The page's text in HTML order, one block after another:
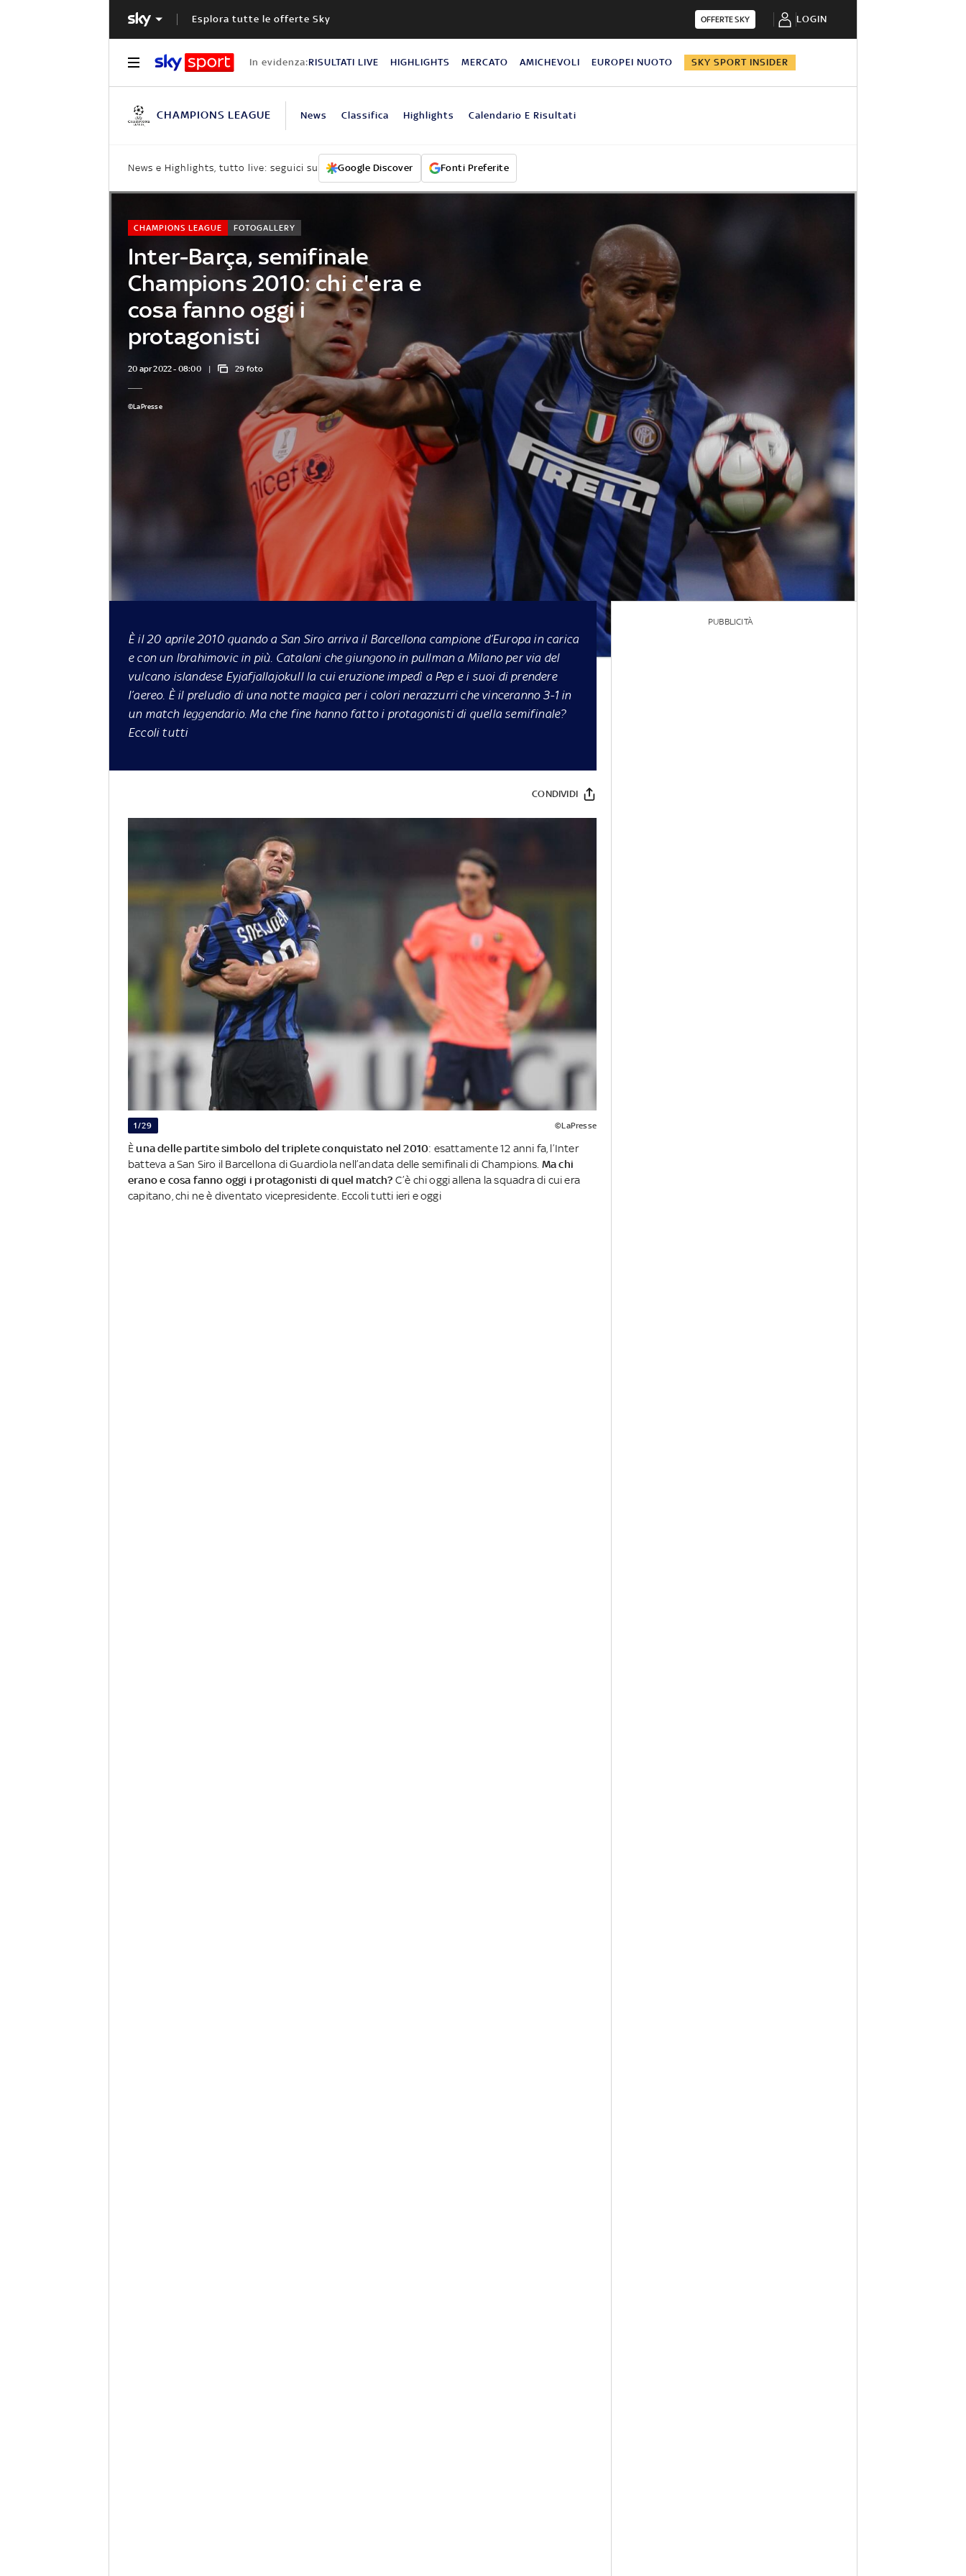
Esplora tutte le offerte Sky OFFERTE SKY LOGIN
In evidenza:RISULTATI LIVE HIGHLIGHTS MERCATO AMICHEVOLI EUROPEI NUOTO SKY SPORT INSIDER
CHAMPIONS LEAGUE News Classifica Highlights Calendario E Risultati
News e Highlights, tutto live: seguici su Google Discover Fonti Preferite
Inter-Barça, semifinale
Champions 2010: chi c'era e
cosa fanno oggi i
protagonisti
CHAMPIONS LEAGUE FOTOGALLERY
20 apr 2022 - 08:00 29 foto
©LaPresse
È il 20 aprile 2010 quando a San Siro arriva il Barcellona campione d’Europa in carica
e con un Ibrahimovic in più. Catalani che giungono in pullman a Milano per via del
vulcano islandese Eyjafjallajokull la cui eruzione impedì a Pep e i suoi di prendere
l’aereo. È il preludio di una notte magica per i colori nerazzurri che vinceranno 3-1 in
un match leggendario. Ma che fine hanno fatto i protagonisti di quella semifinale?
Eccoli tutti
CONDIVIDI
1/29 ©LaPresse
Èuna delle partite simbolo del triplete conquistato nel 2010: esattamente 12 anni fa, l’Inter
batteva a San Siro il Barcellona di Guardiola nell’andata delle semifinali di Champions. Ma chi
erano e cosa fanno oggi i protagonisti di quel match? C’è chi oggi allena la squadra di cui era
capitano, chi ne è diventato vicepresidente. Eccoli tutti ieri e oggi
PUBBLICITÀ